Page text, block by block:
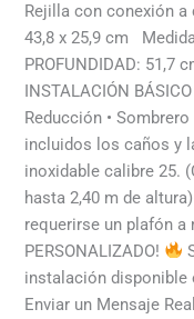
Rejilla con conexión a
43,8 x 25,9 cm
PROFUNDIDAD: 51,7
INSTALACIÓN
Reducción •
incluidos los caños y
inoxidable calibre 25.
hasta 2,40 m de
requerirse un plafón a
PERSONALIZADO!
instalación disponible
Enviar un Mensaje